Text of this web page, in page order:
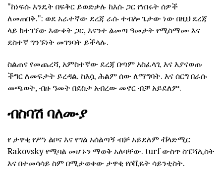
"ከነፍሱ እንዴት በፍቅር ይወድቃሉ ከእሱ ጋር የነበሩት ሰዎች
ለመጠበቅ.": ወደ አራተኛው ደረጃ ራሱ ተብሎ ጌታው ነውበዚህ ደረጃ
ላይ ከተገኘው እውቀት ጋር, እናንተ ልመጣ ዓመታት የሚስማሙ እና
ደስተኛ ግንኙነት መገንባት ይችላሉ.
ስልጠና የመጨረሻ, አምስተኛው ደረጃ በጣም አስፈላጊ እና እያናወጡ
ችግር ለመፍታት ይረዳል. ከእሷ ሕልም ሰው ለማግባት. እና ሰርግ በራሱ
መጫወት, ብዙ ዓመት በደስታ አብረው መኖር ብቻ አይደለም.
ብስባሽ ባለሙያ
የ ታዋቂ የሥነ ልቦና እና የግል አሰልጣኝ ብቻ አይደለም ቭላድሚር
Rakovsky የሚባል መሆኑን ማወቅ አለባቸው. turf ውስጥ ስፔሻሊስት
እና በተመሳሳይ ስም በሚታወቀው ታዋቂ የሶቪዬት ሳይንቲስት.